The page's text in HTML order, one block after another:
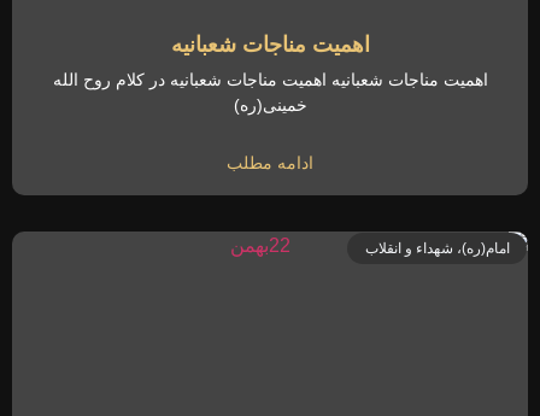
اهمیت مناجات شعبانیه
اهمیت مناجات شعبانیه اهمیت مناجات شعبانیه در کلام روح الله
خمینی(ره)
ادامه مطلب
امام(ره)، شهداء و انقلاب